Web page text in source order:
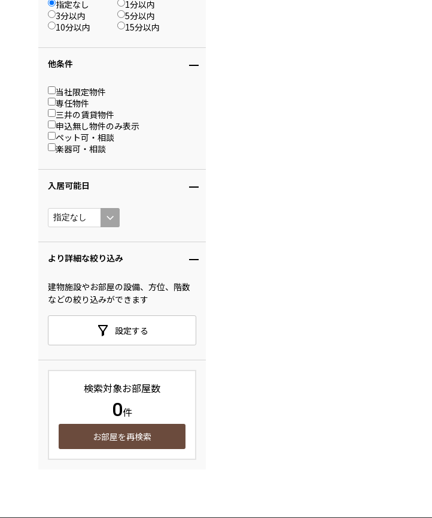
指定なし
1分以内
3分以内
5分以内
10分以内
15分以内
他条件
当社限定物件
専任物件
三井の賃貸物件
申込無し物件のみ表示
ペット可・相談
楽器可・相談
入居可能日
より詳細な絞り込み
建物施設やお部屋の設備、方位、階数
などの絞り込みができます
設定する
検索対象お部屋数
0件
お部屋を再検索